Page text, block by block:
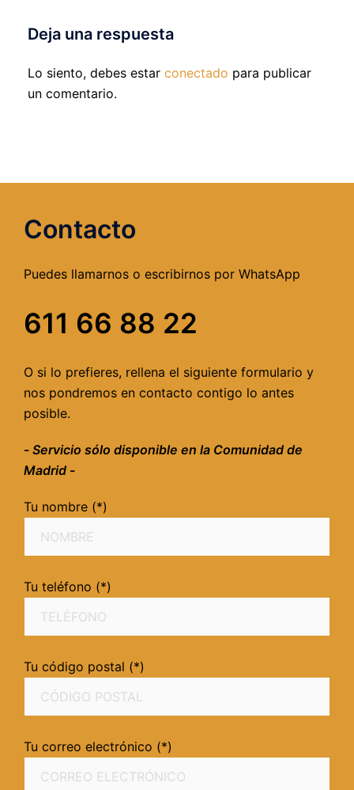
Deja una respuesta
Lo siento, debes estar conectado para publicar
un comentario.
Contacto
Puedes llamarnos o escribirnos por WhatsApp
611 66 88 22
O si lo prefieres, rellena el siguiente formulario y
nos pondremos en contacto contigo lo antes
posible.
- Servicio sólo disponible en la Comunidad de
Madrid -
Tu nombre (*)
Tu teléfono (*)
Tu código postal (*)
Tu correo electrónico (*)